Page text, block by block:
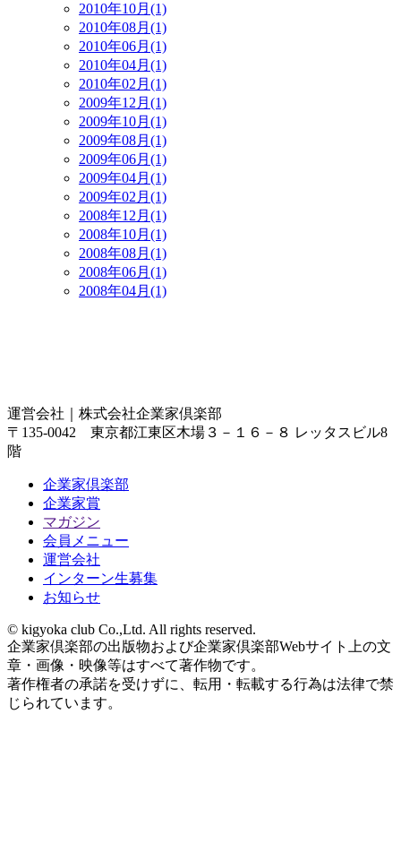
2010年10月(1)
2010年08月(1)
2010年06月(1)
2010年04月(1)
2010年02月(1)
2009年12月(1)
2009年10月(1)
2009年08月(1)
2009年06月(1)
2009年04月(1)
2009年02月(1)
2008年12月(1)
2008年10月(1)
2008年08月(1)
2008年06月(1)
2008年04月(1)
運営会社｜ 株式会社企業家倶楽部
〒135-0042 東京都江東区木場３－１６－８ レッタスビル8
階
企業家倶楽部
企業家賞
マガジン
会員メニュー
運営会社
インターン生募集
お知らせ
© kigyoka club Co.,Ltd. All rights reserved.
企業家倶楽部の出版物および企業家倶楽部Webサイト上の文
章・画像・映像等はすべて著作物です。
著作権者の承諾を受けずに、転用・転載する行為は法律で禁
じられています。